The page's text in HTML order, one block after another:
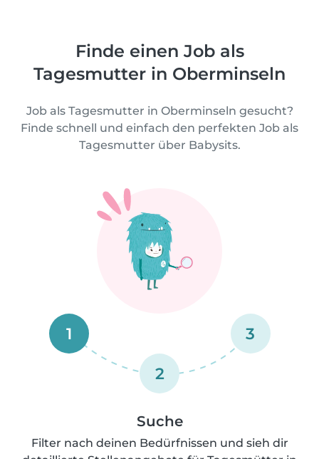
Finde einen Job als
Tagesmutter in Oberminseln
Job als Tagesmutter in Oberminseln gesucht?
Finde schnell und einfach den perfekten Job als
Tagesmutter über Babysits.
1
2
3
Suche
Filter nach deinen Bedürfnissen und sieh dir